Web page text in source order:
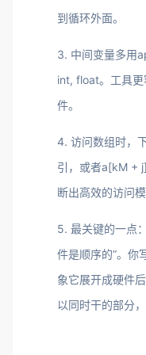
到循环外面。
3. 中间变量多用
int, float。工具
件。
4. 访问数组时，
引，或者a[kM +
断出高效的访问
5. 最关键的一点
件是顺序的”。你
象它展开成硬件
以同时干的部分